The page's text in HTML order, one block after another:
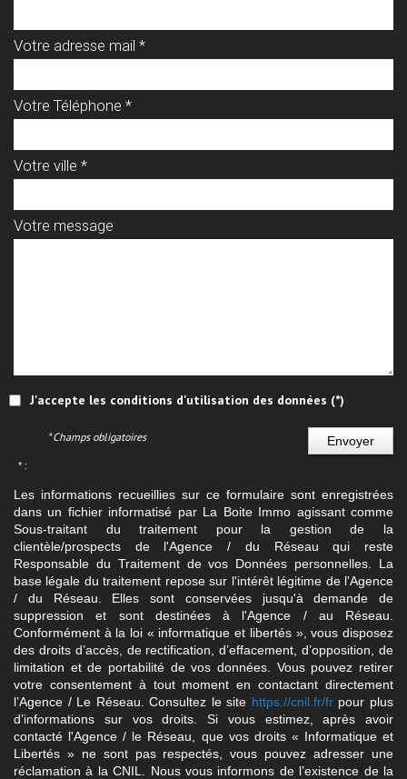
Votre adresse mail *
Votre Téléphone *
Votre ville *
Votre message
J'accepte les conditions d'utilisation des données (*)
Envoyer
* Champs obligatoires
* :
Les informations recueillies sur ce formulaire sont enregistrées
dans un fichier informatisé par La Boite Immo agissant comme
Sous-traitant du traitement pour la gestion de la
clientèle/prospects de l'Agence / du Réseau qui reste
Responsable du Traitement de vos Données personnelles. La
base légale du traitement repose sur l'intérêt légitime de l'Agence
/ du Réseau. Elles sont conservées jusqu'à demande de
suppression et sont destinées à l'Agence / au Réseau.
Conformément à la loi « informatique et libertés », vous disposez
des droits d’accès, de rectification, d’effacement, d’opposition, de
limitation et de portabilité de vos données. Vous pouvez retirer
votre consentement à tout moment en contactant directement
l’Agence / Le Réseau. Consultez le site https://cnil.fr/frpour plus
d’informations sur vos droits. Si vous estimez, après avoir
contacté l'Agence / le Réseau, que vos droits « Informatique et
Libertés » ne sont pas respectés, vous pouvez adresser une
réclamation à la CNIL. Nous vous informons de l’existence de la